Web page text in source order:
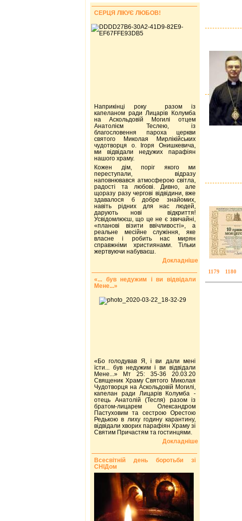
1179 1180
СЕРЦЯ ЛІКУЄ ЛЮБОВ!
Наприкінці року разом із
капеланом ради Лицарів Колумба
на Аскольдовій Могилі отцем
Анатолієм Теслею, із
благословення пароха церкви
святого Миколая Мирлікійських
чудотворця о. Ігоря Онишкевича,
ми відвідали недужих парафіян
нашого храму.
Кожен дім, поріг якого ми
переступали, відразу
наповнювався атмосферою світла,
радості та любові. Дивно, але
щоразу разу чергові відвідини, вже
здавалося б добре знайомих,
навіть рідних для нас людей,
дарують нові відкриття!
Усвідомлюєш, що це не є звичайні,
«планові візити ввічливості», а
реальне месійне служіння, яке
власне і робить нас мирян
справжніми християнами. Тільки
жертвуючи набуваєш.
Докладніше
«... був недужим і ви відвідали
Мене...»
«Бо голодував Я, і ви дали мені
їсти... був недужим і ви відвідали
Мене...» Мт 25: 35-36 20.03.20
Священик Храму Святого Миколая
Чудотворця на Аскольдовій Могилі,
капелан ради Лицарів Колумба -
отець Анатолій (Тесля) разом із
братом-лицарем Олександром
Пастуховим та сестрою Орестою
Редькою в лиху годину карантину,
відвідали хворих парафіян Храму зі
Святим Причастям та гостинцями.
Докладніше
Всесвітній день боротьби зі
СНІДом